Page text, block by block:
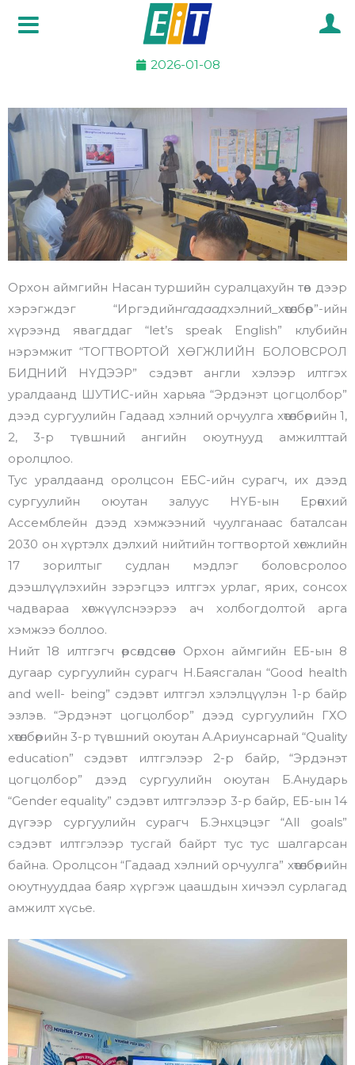
2026-01-08
Орхон аймгийн Насан туршийн суралцахуйн төв дээр
хэрэгждэг “Иргэдийнгадаадхэлний_хөтөлбөр”-ийн
хүрээнд явагддаг “let’s speak English” клубийн
нэрэмжит “ТОГТВОРТОЙ ХӨГЖЛИЙН БОЛОВСРОЛ
БИДНИЙ НҮДЭЭР” сэдэвт англи хэлээр илтгэх
уралдаанд ШУТИС-ийн харьяа “Эрдэнэт цогцолбор”
дээд сургуулийн Гадаад хэлний орчуулга хөтөлбөрийн 1,
2, 3-р түвшний ангийн оюутнууд амжилттай
оролцлоо.
Тус уралдаанд оролцсон ЕБС-ийн сурагч, их дээд
сургуулийн оюутан залуус НҮБ-ын Ерөнхий
Ассемблейн дээд хэмжээний чуулганаас баталсан
2030 он хүртэлх дэлхий нийтийн тогтвортой хөгжлийн
17 зорилтыг судлан мэдлэг боловсролоо
дээшлүүлэхийн зэрэгцээ илтгэх урлаг, ярих, сонсох
чадвараа хөгжүүлснээрээ ач холбогдолтой арга
хэмжээ боллоо.
Нийт 18 илтгэгч өрсөлдсөнөөс Орхон аймгийн ЕБ-ын 8
дугаар сургуулийн сурагч Н.Баясгалан “Good health
and well- being” cэдэвт илтгэл хэлэлцүүлэн 1-р байр
эзлэв. “Эрдэнэт цогцолбор” дээд сургуулийн ГХО
хөтөлбөрийн 3-р түвшний оюутан А.Ариунсарнай “Quality
education” сэдэвт илтгэлээр 2-р байр, “Эрдэнэт
цогцолбор” дээд сургуулийн оюутан Б.Анударь
“Gender equality” cэдэвт илтгэлээр 3-р байр, ЕБ-ын 14
дүгээр сургуулийн сурагч Б.Энхцэцэг “All goals”
cэдэвт илтгэлээр тусгай байрт тус тус шалгарсан
байна. Оролцсон “Гадаад хэлний орчуулга” хөтөлбөрийн
оюутнууддаа баяр хүргэж цаашдын хичээл сурлагад
амжилт хүсье.